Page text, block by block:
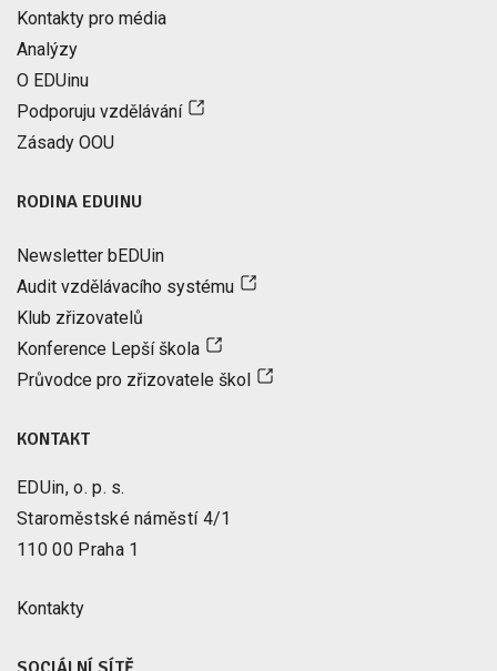
Kontakty pro média
Analýzy
O EDUinu
Podporuju vzdělávání
Zásady OOU
RODINA EDUINU
Newsletter bEDUin
Audit vzdělávacího systému
Klub zřizovatelů
Konference Lepší škola
Průvodce pro zřizovatele škol
KONTAKT
EDUin, o. p. s.
Staroměstské náměstí 4/1
110 00 Praha 1
Kontakty